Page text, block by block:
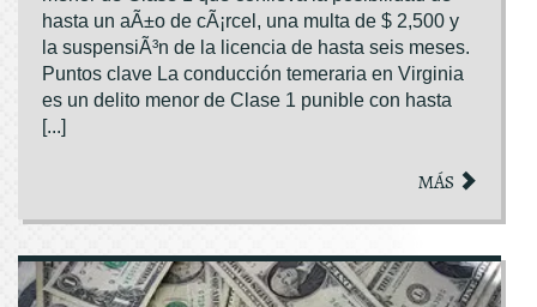
hasta un aÃ±o de cÃ¡rcel, una multa de $ 2,500 y
la suspensiÃ³n de la licencia de hasta seis meses.
Puntos clave La conducción temeraria en Virginia
es un delito menor de Clase 1 punible con hasta
[...]
MÁS